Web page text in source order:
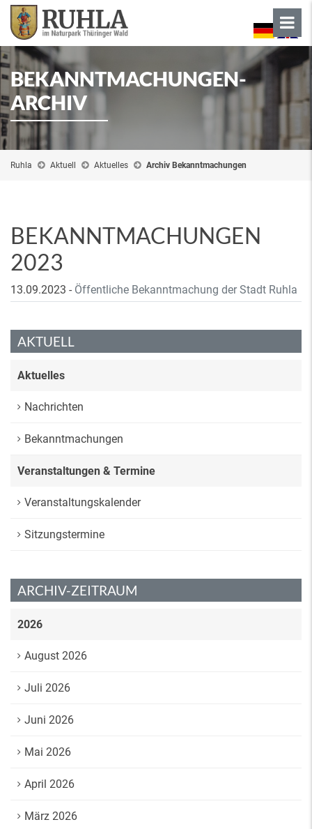
BEKANNTMACHUNGEN-
ARCHIV
Ruhla Aktuell Aktuelles Archiv Bekanntmachungen
BEKANNTMACHUNGEN
2023
13.09.2023 - Öffentliche Bekanntmachung der Stadt Ruhla
AKTUELL
Aktuelles
Nachrichten
Bekanntmachungen
Veranstaltungen & Termine
Veranstaltungskalender
Sitzungstermine
ARCHIV-ZEITRAUM
2026
August 2026
Juli 2026
Juni 2026
Mai 2026
April 2026
März 2026